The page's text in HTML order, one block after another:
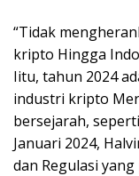
“Tidak
kripto Hingga
Iitu, tahun 2024
industri kripto
bersejarah,
Januari 2024,
dan Regulasi